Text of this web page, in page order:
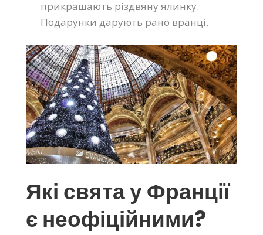
прикрашають різдвяну ялинку.
Подарунки дарують рано вранці.
Які свята у Франції
є неофіційними?